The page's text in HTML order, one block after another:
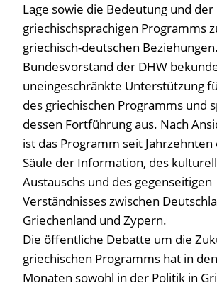
Lage sowie die Bedeutung und
griechischsprachigen Programms
griechisch-deutschen
Bundesvorstand der DHW
uneingeschränkte Unterstützung
des griechischen Programms und
dessen Fortführung aus. Nach
ist das Programm seit
Säule der Information, des
Austauschs und des gegenseitigen
Verständnisses zwischen
Griechenland und Zypern.
Die öffentliche Debatte um die
griechischen Programms hat in
Monaten sowohl in der Politik in